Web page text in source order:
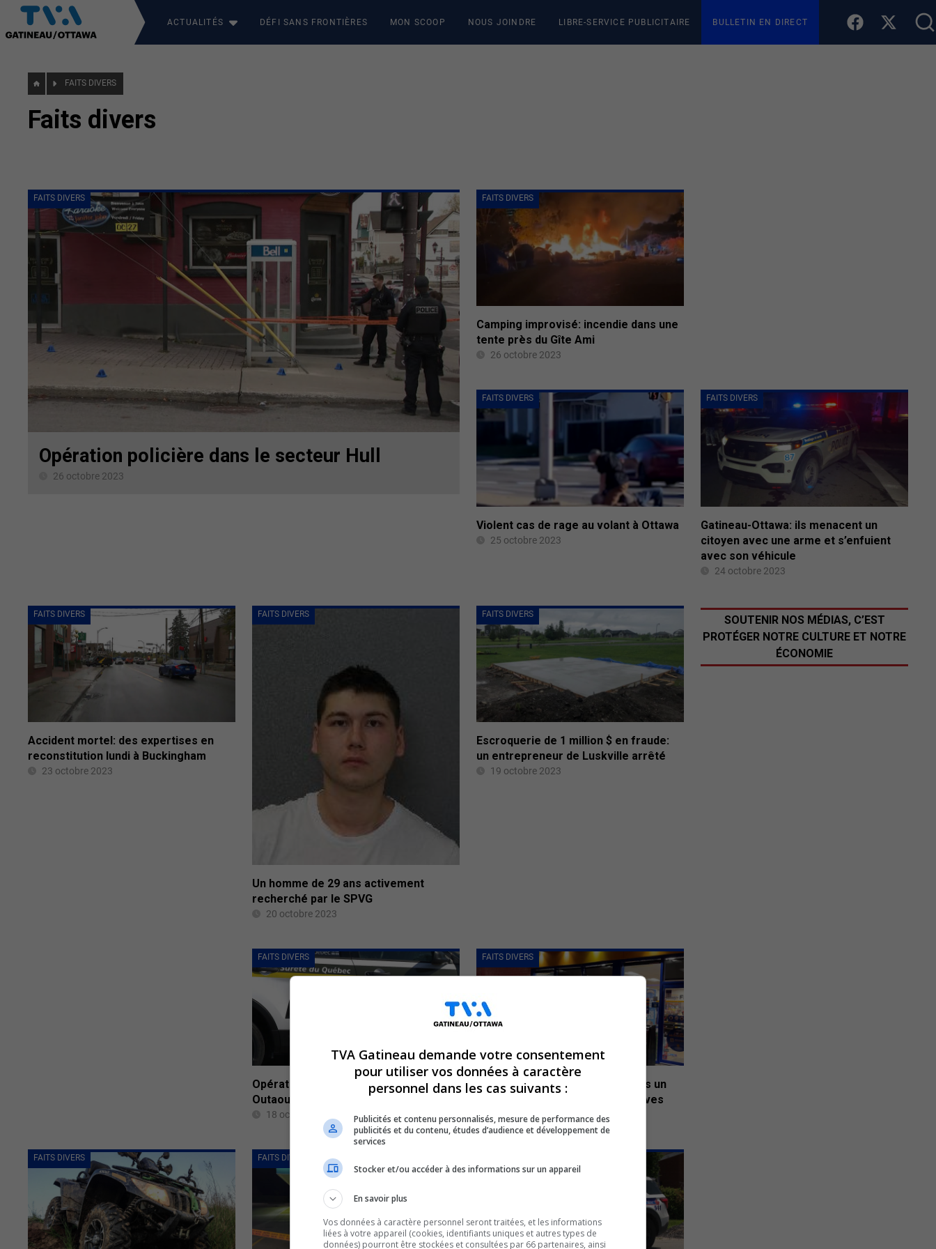
ACTUALITÉS DÉFI SANS FRONTIÈRES MON SCOOP NOUS JOINDRE LIBRE-SERVICE PUBLICITAIRE BULLETIN EN DIRECT
FAITS DIVERS
Faits divers
FAITS DIVERS
Opération policière dans le secteur Hull
26 octobre 2023
FAITS DIVERS
Camping improvisé: incendie dans une
tente près du Gîte Ami
26 octobre 2023
FAITS DIVERS
Violent cas de rage au volant à Ottawa
25 octobre 2023
FAITS DIVERS
Gatineau-Ottawa: ils menacent un
citoyen avec une arme et s’enfuient
avec son véhicule
24 octobre 2023
FAITS DIVERS
Accident mortel: des expertises en
reconstitution lundi à Buckingham
23 octobre 2023
FAITS DIVERS
Un homme de 29 ans activement
recherché par le SPVG
20 octobre 2023
FAITS DIVERS
Escroquerie de 1 million $ en fraude:
un entrepreneur de Luskville arrêté
19 octobre 2023
FAITS DIVERS
Opération contre le crime organisé en
Outaouais
18 octobre 2023
FAITS DIVERS
Un automobiliste ivre fonce dans un
dépanneur du boulevard des Grives
17 octobre 2023
FAITS DIVERS FAITS DIVERS
SOUTENIR NOS MÉDIAS, C’EST
PROTÉGER NOTRE CULTURE ET NOTRE
ÉCONOMIE
TVA Gatineau demande votre consentement
pour utiliser vos données à caractère
personnel dans les cas suivants :
Publicités et contenu personnalisés, mesure de performance des
publicités et du contenu, études d’audience et développement de
services
Stocker et/ou accéder à des informations sur un appareil
En savoir plus
Vos données à caractère personnel seront traitées, et les informations
liées à votre appareil (cookies, identifiants uniques et autres types de
données) pourront être stockées et consultées par 66 partenaires, ainsi